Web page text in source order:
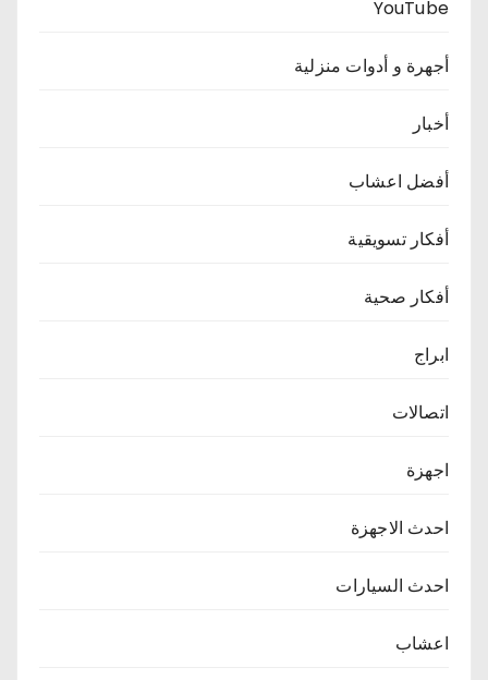
YouTube
أجهرة و أدوات منزلية
أخبار
أفضل اعشاب
أفكار تسويقية
أفكار صحية
ابراج
اتصالات
اجهزة
احدث الاجهزة
احدث السيارات
اعشاب